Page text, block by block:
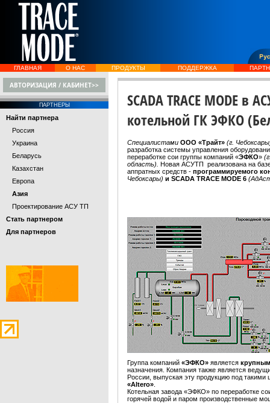
ГЛАВНАЯ О НАС ПРОДУКТЫ ПОДДЕРЖКА
АВТОРИЗАЦИЯ / КАБИНЕТ>>
ПАРТНЕРЫ
Найти партнера
Россия
Украина
Беларусь
Казахстан
Европа
Азия
Проектирование АСУ ТП
Стать партнером
Для партнеров
SCADA TRACE MODE в
котельной ГК ЭФКО
Специалистами ООО «Трайт» (г.
разработка системы управления
переработке сои группы компаний «ЭФКО»
область). Новая АСУТП реализована на
аппратных средств - программируемого
Чебоксары) и SCADA TRACE MODE 6
Группа компаний «ЭФКО» является
назначения. Компания также является
России, выпуская эту продукцию под
«Altero»
Котельная завода «ЭФКО» по переработке
горячей водой и паром производственные